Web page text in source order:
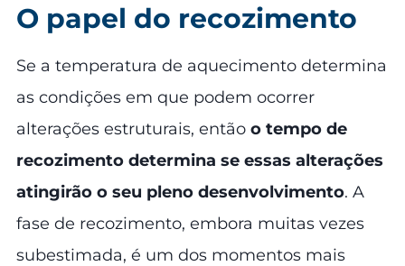
O papel do recozimento
Se a temperatura de aquecimento determina
as condições em que podem ocorrer
alterações estruturais, então o tempo de
recozimento determina se essas alterações
atingirão o seu pleno desenvolvimento. A
fase de recozimento, embora muitas vezes
subestimada, é um dos momentos mais